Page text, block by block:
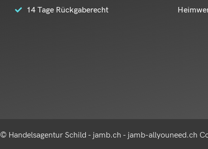
14 Tage Rückgaberecht
© Handelsagentur Schild - jamb.ch - jamb-allyouneed.ch